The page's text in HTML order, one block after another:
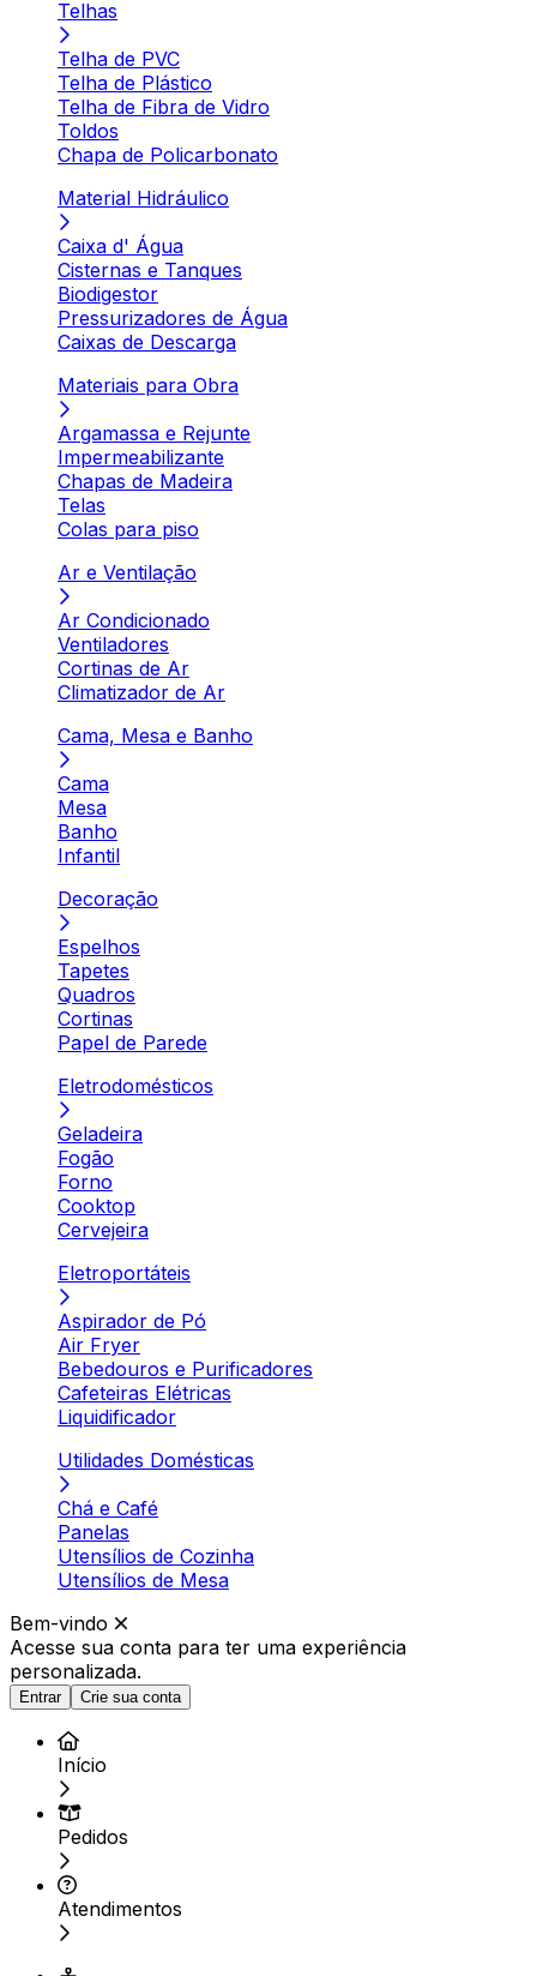
Telhas
Telha de PVC
Telha de Plástico
Telha de Fibra de Vidro
Toldos
Chapa de Policarbonato
Material Hidráulico
Caixa d' Água
Cisternas e Tanques
Biodigestor
Pressurizadores de Água
Caixas de Descarga
Materiais para Obra
Argamassa e Rejunte
Impermeabilizante
Chapas de Madeira
Telas
Colas para piso
Ar e Ventilação
Ar Condicionado
Ventiladores
Cortinas de Ar
Climatizador de Ar
Cama, Mesa e Banho
Cama
Mesa
Banho
Infantil
Decoração
Espelhos
Tapetes
Quadros
Cortinas
Papel de Parede
Eletrodomésticos
Geladeira
Fogão
Forno
Cooktop
Cervejeira
Eletroportáteis
Aspirador de Pó
Air Fryer
Bebedouros e Purificadores
Cafeteiras Elétricas
Liquidificador
Utilidades Domésticas
Chá e Café
Panelas
Utensílios de Cozinha
Utensílios de Mesa
Bem-vindo
Acesse sua conta para ter uma experiência
personalizada.
Entrar Crie sua conta
Início
Pedidos
Atendimentos